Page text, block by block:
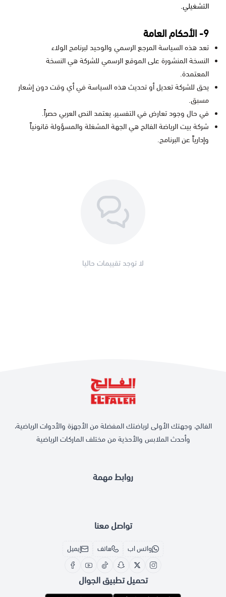
التشغيلي.
9- الأحكام العامة
تعد هذه السياسة المرجع الرسمي والوحيد لبرنامج الولاء
النسخة المنشورة على الموقع الرسمي للشركة هي النسخة
المعتمدة.
يحق للشركة تعديل أو تحديث هذه السياسة في أي وقت دون إشعار
مسبق.
في حال وجود تعارض في التفسير، يعتمد النص العربي حصراً.
شركة بيت الرياضة الفالح هي الجهة المشغلة والمسؤولة قانونياً
وإدارياً عن البرنامج.
لا توجد تقييمات حاليا
روابط مهمة
الفالح، وجهتك الأولى لرياضتك المفضلة من الأجهزة والأدوات الرياضية،
وأحدث الملابس والأحذية من مختلف الماركات الرياضية
تواصل معنا
واتس اب هاتف إيميل
تحميل تطبيق الجوال